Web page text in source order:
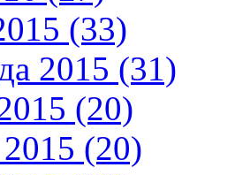
(33)
2015 (31)
(20)
(20)